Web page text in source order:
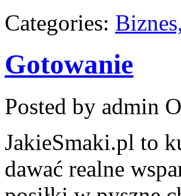
Categories:
Gotowanie
Posted by admin
JakieSmaki.pl to
dawać realne